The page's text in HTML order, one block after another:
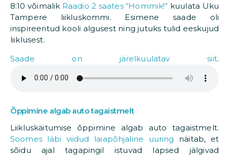
8:10 võimalik Raadio 2 saates “Hommik!” kuulata Uku
Tampere liikluskommi. Esimene saade oli
inspireeritud kooli algusest ning jutuks tulid eeskujud
liiklusest.
Saade on järelkuulatav siit.
Õppimine algab auto tagaistmelt
Liikluskäitumise õppimine algab auto tagaistmelt.
Soomes läbi viidud laiapõhjaline uuring näitab, et
sõidu ajal tagapingil istuvad lapsed jälgivad